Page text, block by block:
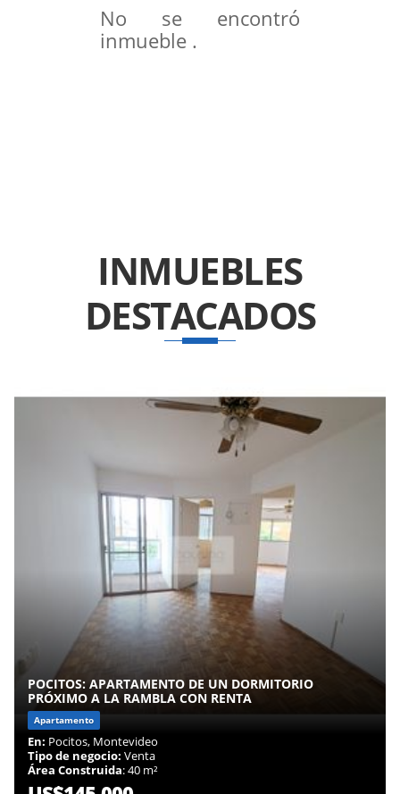
No se encontró
inmueble .
INMUEBLES
DESTACADOS
POCITOS: APARTAMENTO DE UN DORMITORIO
PRÓXIMO A LA RAMBLA CON RENTA
Apartamento
En: Pocitos, Montevideo
Tipo de negocio: Venta
Área Construida: 40 m²